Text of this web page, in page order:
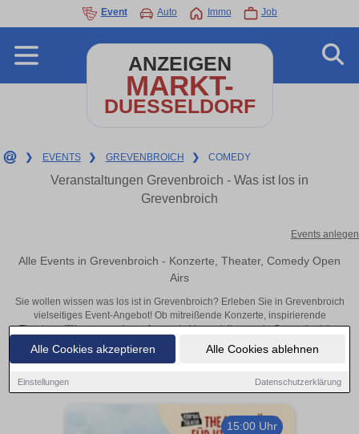
Alle Cookies akzeptieren Alle Cookies ablehnen
Einstellungen Datenschutzerklärung
Event Auto Immo Job
ANZEIGEN
MARKT-
DUESSELDORF
❯ EVENTS ❯ GREVENBROICH ❯ COMEDY
Veranstaltungen Grevenbroich - Was ist los in
Grevenbroich
Events anlegen
Alle Events in Grevenbroich - Konzerte, Theater, Comedy Open
Airs
Sie wollen wissen was los ist in Grevenbroich? Erleben Sie in Grevenbroich
vielseitiges Event-Angebot! Ob mitreißende Konzerte, inspirierende
Theateraufführungen oder aufregende Veranstaltungen in Grevenbroich –
hier finden alles im Überblick und Tickets.
15:00 Uhr